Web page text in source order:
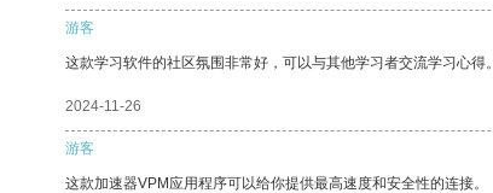
游客
这款学习软件的社区氛围非常好，可以与其他学习者交流学习心得。
2024-11-26
游客
这款加速器VPM应用程序可以给你提供最高速度和安全性的连接。